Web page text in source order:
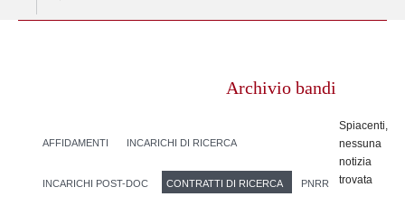
Archivio bandi
AFFIDAMENTI INCARICHI DI RICERCA
INCARICHI POST-DOC CONTRATTI DI RICERCA PNRR
Spiacenti,
nessuna
notizia
trovata